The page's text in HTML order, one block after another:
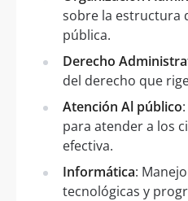
sobre la estructura
pública.
Derecho
del derecho que
Atención Al público
para atender a los
efectiva.
Informática:
tecnológicas y